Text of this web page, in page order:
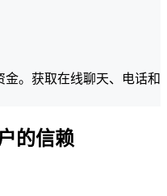
。获取在线聊天、电话和
的信赖